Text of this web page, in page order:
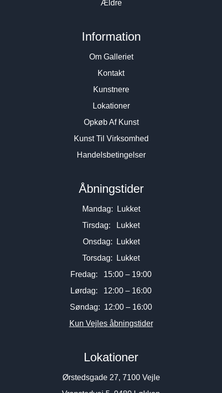
Ældre
Information
Om Galleriet
Kontakt
Kunstnere
Lokationer
Opkøb Af Kunst
Kunst Til Virksomhed
Handelsbetingelser
Åbningstider
Mandag: Lukket
Tirsdag: Lukket
Onsdag: Lukket
Torsdag: Lukket
Fredag: 15:00 – 19:00
Lørdag: 12:00 – 16:00
Søndag: 12:00 – 16:00
Kun Vejles åbningstider
Lokationer
Ørstedsgade 27, 7100 Vejle